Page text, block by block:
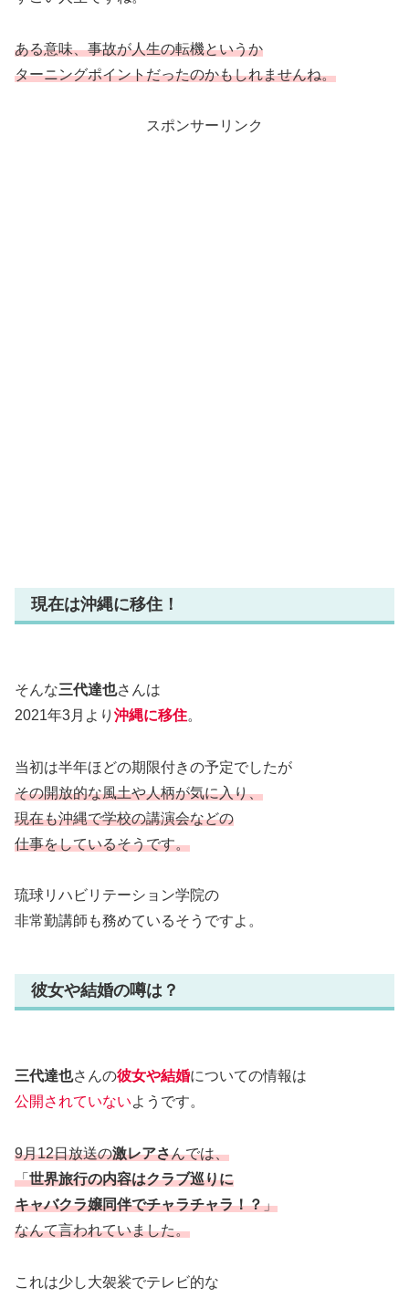
ある意味、事故が人生の転機というか
ターニングポイントだったのかもしれませんね。
スポンサーリンク
現在は沖縄に移住！
そんな三代達也さんは
2021年3月より 沖縄に移住。
当初は半年ほどの期限付きの予定でしたが
その開放的な風土や人柄が気に入り、
現在も沖縄で学校の講演会などの
仕事をしているそうです。
琉球リハビリテーション学院の
非常勤講師も務めているそうですよ。
彼女や結婚の噂は？
三代達也さんの彼女や結婚についての情報は
公開されていないようです。
9月12日放送の激レアさんでは、
「世界旅行の内容はクラブ巡りに
キャバクラ嬢同伴でチャラチャラ！？」
なんて言われていました。
これは少し大袈裟でテレビ的な